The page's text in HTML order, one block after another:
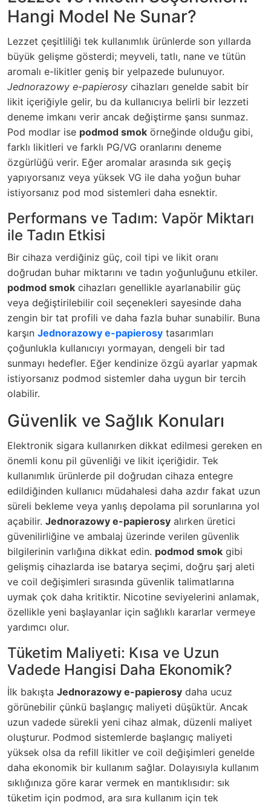
Hangi Model Ne Sunar?
Lezzet çeşitliliği tek kullanımlık ürünlerde son yıllarda
büyük gelişme gösterdi; meyveli, tatlı, nane ve tütün
aromalı e-likitler geniş bir yelpazede bulunuyor.
Jednorazowy e-papierosy cihazları genelde sabit bir
likit içeriğiyle gelir, bu da kullanıcıya belirli bir lezzeti
deneme imkanı verir ancak değiştirme şansı sunmaz.
Pod modlar ise podmod smok örneğinde olduğu gibi,
farklı likitleri ve farklı PG/VG oranlarını deneme
özgürlüğü verir. Eğer aromalar arasında sık geçiş
yapıyorsanız veya yüksek VG ile daha yoğun buhar
istiyorsanız pod mod sistemleri daha esnektir.
Performans ve Tadım: Vapör Miktarı
ile Tadın Etkisi
Bir cihaza verdiğiniz güç, coil tipi ve likit oranı
doğrudan buhar miktarını ve tadın yoğunluğunu etkiler.
podmod smok cihazları genellikle ayarlanabilir güç
veya değiştirilebilir coil seçenekleri sayesinde daha
zengin bir tat profili ve daha fazla buhar sunabilir. Buna
karşın Jednorazowy e-papierosy tasarımları
çoğunlukla kullanıcıyı yormayan, dengeli bir tad
sunmayı hedefler. Eğer kendinize özgü ayarlar yapmak
istiyorsanız podmod sistemler daha uygun bir tercih
olabilir.
Güvenlik ve Sağlık Konuları
Elektronik sigara kullanırken dikkat edilmesi gereken en
önemli konu pil güvenliği ve likit içeriğidir. Tek
kullanımlık ürünlerde pil doğrudan cihaza entegre
edildiğinden kullanıcı müdahalesi daha azdır fakat uzun
süreli bekleme veya yanlış depolama pil sorunlarına yol
açabilir. Jednorazowy e-papierosy alırken üretici
güvenilirliğine ve ambalaj üzerinde verilen güvenlik
bilgilerinin varlığına dikkat edin. podmod smok gibi
gelişmiş cihazlarda ise batarya seçimi, doğru şarj aleti
ve coil değişimleri sırasında güvenlik talimatlarına
uymak çok daha kritiktir. Nicotine seviyelerini anlamak,
özellikle yeni başlayanlar için sağlıklı kararlar vermeye
yardımcı olur.
Tüketim Maliyeti: Kısa ve Uzun
Vadede Hangisi Daha Ekonomik?
İlk bakışta Jednorazowy e-papierosy daha ucuz
görünebilir çünkü başlangıç maliyeti düşüktür. Ancak
uzun vadede sürekli yeni cihaz almak, düzenli maliyet
oluşturur. Podmod sistemlerde başlangıç maliyeti
yüksek olsa da refill likitler ve coil değişimleri genelde
daha ekonomik bir kullanım sağlar. Dolayısıyla kullanım
sıklığınıza göre karar vermek en mantıklısıdır: sık
tüketim için podmod, ara sıra kullanım için tek